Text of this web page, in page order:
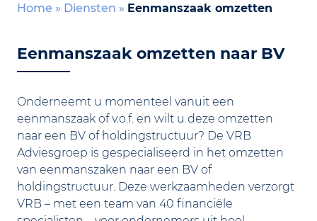
Home » Diensten » Eenmanszaak omzetten
Eenmanszaak omzetten naar BV
Onderneemt u momenteel vanuit een
eenmanszaak of v.o.f. en wilt u deze omzetten
naar een BV of holdingstructuur? De VRB
Adviesgroep is gespecialiseerd in het omzetten
van eenmanszaken naar een BV of
holdingstructuur. Deze werkzaamheden verzorgt
VRB – met een team van 40 financiële